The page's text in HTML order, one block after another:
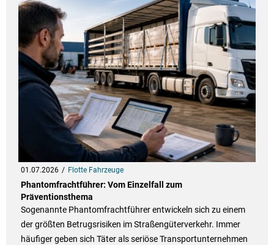
01.07.2026 Flotte Fahrzeuge
Phantomfrachtführer: Vom Einzelfall zum
Präventionsthema
Sogenannte Phantomfrachtführer entwickeln sich zu einem
der größten Betrugsrisiken im Straßengüterverkehr. Immer
häufiger geben sich Täter als seriöse Transportunternehmen